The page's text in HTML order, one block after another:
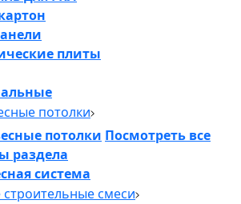
плиты
потолки
потолки Посмотреть все
раздела
система
строительные смеси